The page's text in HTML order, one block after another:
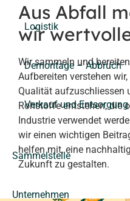
Logistik
Demontage – Abbruch
Verkauf und Entsorgung
Sammelstelle
Unternehmen
Aus Abfall
wir
Wir sammeln und
Aufbereiten verstehen
Qualität aufzuschliessen
Rohstoffe entstehen, die
Industrie verwendet
wir einen wichtigen
helfen mit, eine
Zukunft zu gestalten.